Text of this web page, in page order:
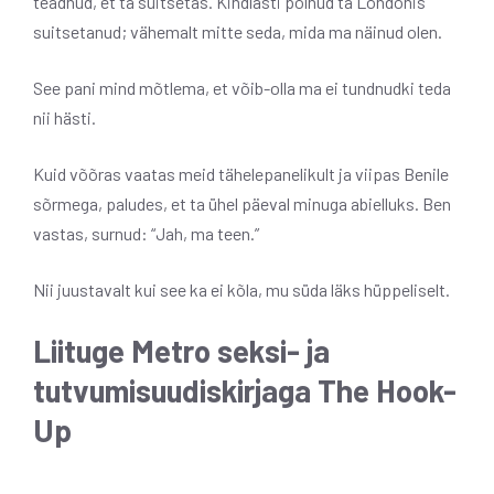
suitsetanud; vähemalt mitte seda, mida ma näinud olen.
See pani mind mõtlema, et võib-olla ma ei tundnudki teda
nii hästi.
Kuid võõras vaatas meid tähelepanelikult ja viipas Benile
sõrmega, paludes, et ta ühel päeval minuga abielluks. Ben
vastas, surnud: “Jah, ma teen.”
Nii juustavalt kui see ka ei kõla, mu süda läks hüppeliselt.
Liituge Metro seksi- ja
tutvumisuudiskirjaga The Hook-
Up